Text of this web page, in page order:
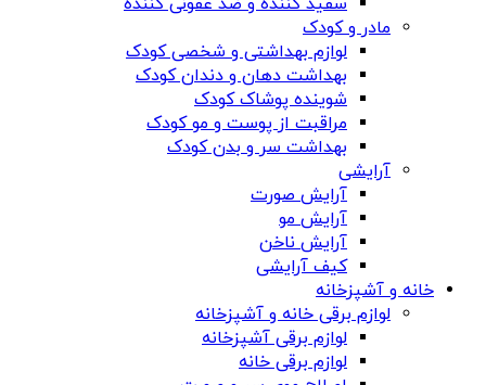
مادر و کودک
لوازم بهداشتی و شخصی کودک
بهداشت دهان و دندان کودک
شوینده پوشاک کودک
مراقبت از پوست و مو کودک
بهداشت سر و بدن کودک
آرایشی
آرایش صورت
آرایش مو
آرایش ناخن
کیف آرایشی
خانه و آشپزخانه
لوازم برقی خانه و آشپزخانه
لوازم برقی آشپزخانه
لوازم برقی خانه